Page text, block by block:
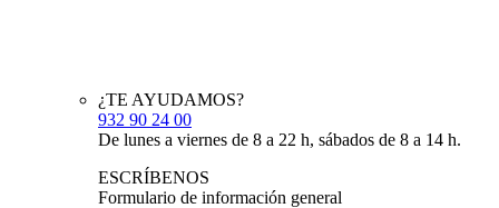
¿TE AYUDAMOS?
932 90 24 00
De lunes a viernes de 8 a 22 h, sábados de 8 a 14 h.
ESCRÍBENOS
Formulario de información general